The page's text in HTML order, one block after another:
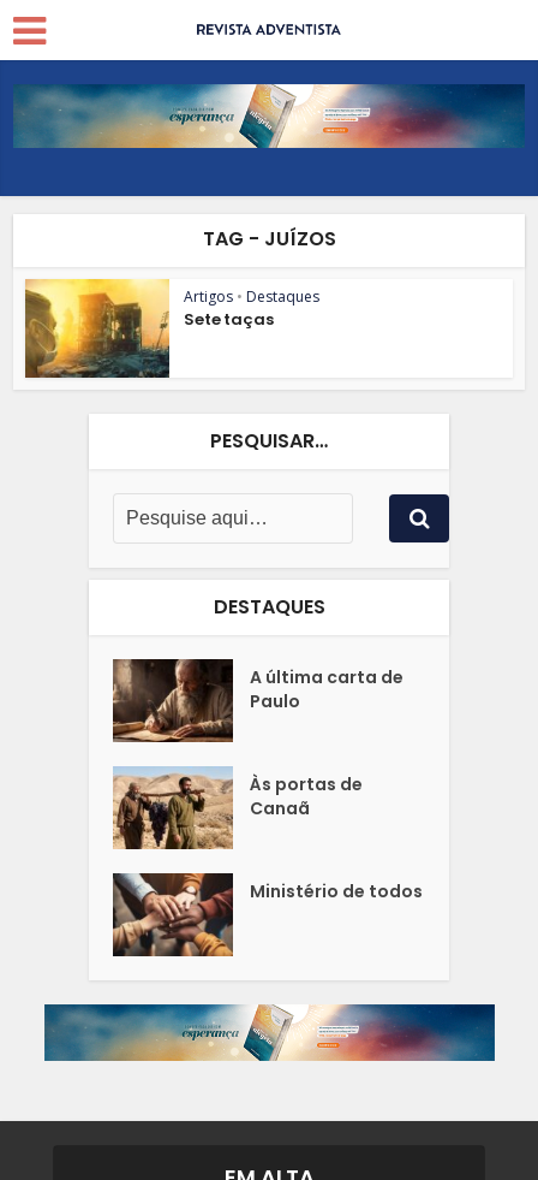
TAG - JUÍZOS
Artigos • Destaques
Sete taças
PESQUISAR…
DESTAQUES
A última carta de
Paulo
Às portas de
Canaã
Ministério de todos